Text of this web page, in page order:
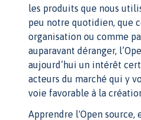
les produits que nous
peu notre quotidien, que
organisation ou comme
auparavant déranger,
aujourd’hui un intérêt
acteurs du marché qui y
voie favorable à la
Apprendre l'Open source,